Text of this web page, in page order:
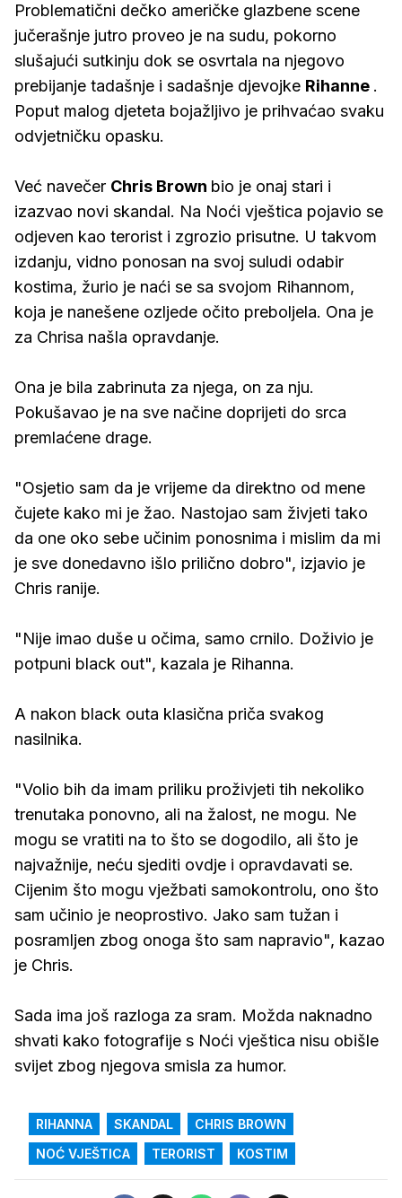
Problematični dečko američke glazbene scene
jučerašnje jutro proveo je na sudu, pokorno
slušajući sutkinju dok se osvrtala na njegovo
prebijanje tadašnje i sadašnje djevojke Rihanne .
Poput malog djeteta bojažljivo je prihvaćao svaku
odvjetničku opasku.
Već navečer Chris Brown bio je onaj stari i
izazvao novi skandal. Na Noći vještica pojavio se
odjeven kao terorist i zgrozio prisutne. U takvom
izdanju, vidno ponosan na svoj suludi odabir
kostima, žurio je naći se sa svojom Rihannom,
koja je nanešene ozljede očito preboljela. Ona je
za Chrisa našla opravdanje.
Ona je bila zabrinuta za njega, on za nju.
Pokušavao je na sve načine doprijeti do srca
premlaćene drage.
"Osjetio sam da je vrijeme da direktno od mene
čujete kako mi je žao. Nastojao sam živjeti tako
da one oko sebe učinim ponosnima i mislim da mi
je sve donedavno išlo prilično dobro", izjavio je
Chris ranije.
"Nije imao duše u očima, samo crnilo. Doživio je
potpuni black out", kazala je Rihanna.
A nakon black outa klasična priča svakog
nasilnika.
"Volio bih da imam priliku proživjeti tih nekoliko
trenutaka ponovno, ali na žalost, ne mogu. Ne
mogu se vratiti na to što se dogodilo, ali što je
najvažnije, neću sjediti ovdje i opravdavati se.
Cijenim što mogu vježbati samokontrolu, ono što
sam učinio je neoprostivo. Jako sam tužan i
posramljen zbog onoga što sam napravio", kazao
je Chris.
Sada ima još razloga za sram. Možda naknadno
shvati kako fotografije s Noći vještica nisu obišle
svijet zbog njegova smisla za humor.
RIHANNA SKANDAL
CHRIS BROWN
NOĆ VJEŠTICA
TERORIST KOSTIM